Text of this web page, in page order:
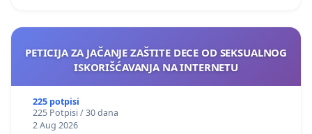
PETICIJA ZA JAČANJE ZAŠTITE DECE OD SEKSUALNOG
ISKORIŠĆAVANJA NA INTERNETU
225 potpisi
225 Potpisi / 30 dana
2 Aug 2026